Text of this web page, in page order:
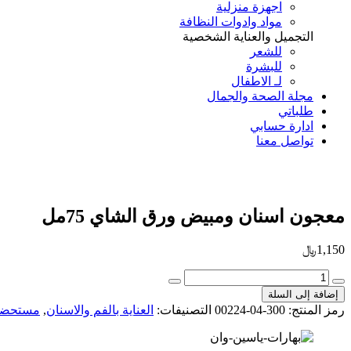
اجهزة منزلية
مواد وادوات النظافة
التجميل والعناية الشخصية
للشعر
للبشرة
لـ الاطفال
مجلة الصحة والجمال
طلباتي
ادارة حسابي
تواصل معنا
معجون اسنان ومبيض ورق الشاي 75مل
1,150﷼
كمية
معجون
اسنان
ومبيض
إضافة إلى السلة
رمز المنتج: 300-04-00224 التصنيفات: العناية بالفم والاسنان,